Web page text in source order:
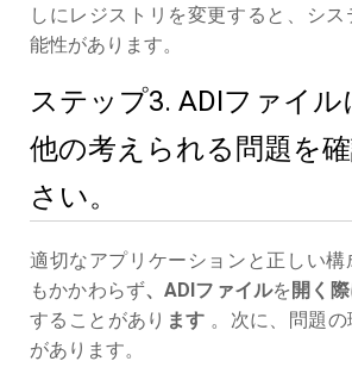
しにレジストリを変更すると、シ
能性があります。
ステップ3. ADIファイル
他の考えられる問題を
さい。
適切なアプリケーションと正しい構
もかかわらず、ADIファイルを 開く
することがあり ます 。次に、問題
があります。